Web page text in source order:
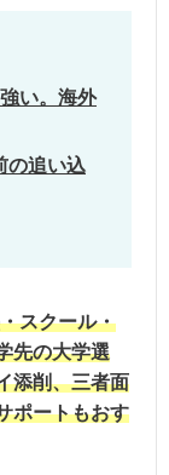
ら徒歩10分、都
い。海外
の追い込
スクール・
先の大学選
添削、三者面
ポートもおす